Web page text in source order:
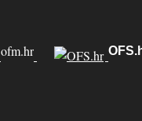
ofm.hr